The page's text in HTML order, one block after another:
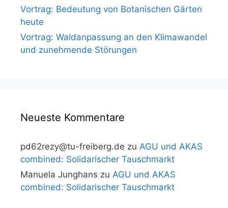
Vortrag: Bedeutung von Botanischen Gärten
heute
Vortrag: Waldanpassung an den Klimawandel
und zunehmende Störungen
Neueste Kommentare
pd62rezy@tu-freiberg.de zu AGU und AKAS
combined: Solidarischer Tauschmarkt
Manuela Junghans zu AGU und AKAS
combined: Solidarischer Tauschmarkt